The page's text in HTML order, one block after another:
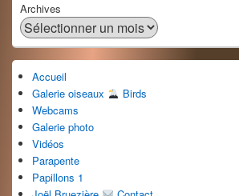
Archives
Accueil
Galerie oiseaux
Birds
Webcams
Galerie photo
Vidéos
Parapente
Papillons 1